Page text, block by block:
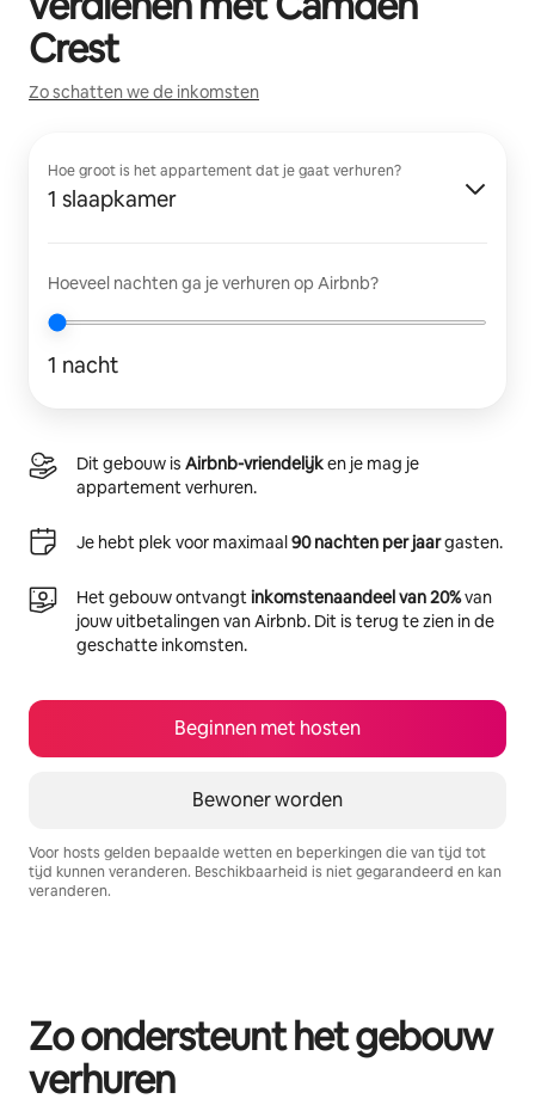
Crest
Zo schatten we de inkomsten
Hoe groot is het appartement dat je gaat verhuren?
1 slaapkamer
Hoeveel nachten ga je verhuren op Airbnb?
1 nacht
Dit gebouw is Airbnb-vriendelijken je mag je
appartement verhuren.
Je hebt plek voor maximaal90 nachten per jaargasten.
Het gebouw ontvangtinkomstenaandeel van 20%van
jouw uitbetalingen van Airbnb. Dit is terug te zien in de
geschatte inkomsten.
Beginnen met hosten
Bewoner worden
Voor hosts gelden bepaalde wetten en beperkingen die van tijd tot
tijd kunnen veranderen. Beschikbaarheid is niet gegarandeerd en kan
veranderen.
Zo ondersteunt het gebouw
verhuren